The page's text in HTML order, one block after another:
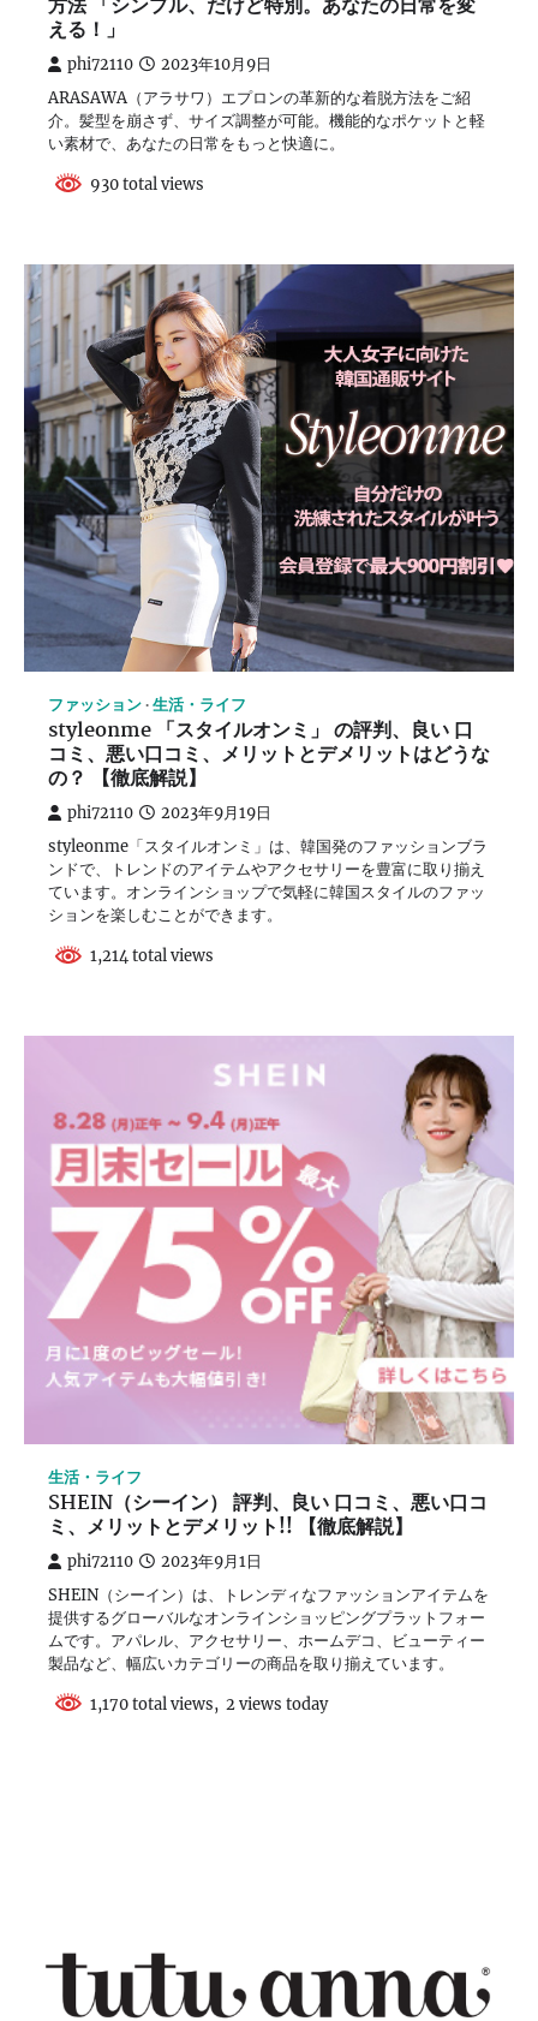
方法 「シンプル、だけど特別。あなたの日常を変
える！」
phi72110 2023年10月9日
ARASAWA（アラサワ）エプロンの革新的な着脱方法をご紹
介。髪型を崩さず、サイズ調整が可能。機能的なポケットと軽
い素材で、あなたの日常をもっと快適に。
930 total views
ファッション 生活・ライフ
styleonme 「スタイルオンミ」 の評判、良い 口
コミ、悪い口コミ、メリットとデメリットはどうな
の？ 【徹底解説】
phi72110 2023年9月19日
styleonme「スタイルオンミ」は、韓国発のファッションブラ
ンドで、トレンドのアイテムやアクセサリーを豊富に取り揃え
ています。オンラインショップで気軽に韓国スタイルのファッ
ションを楽しむことができます。
1,214 total views
生活・ライフ
SHEIN（シーイン） 評判、良い 口コミ、悪い口コ
ミ、メリットとデメリット!! 【徹底解説】
phi72110 2023年9月1日
SHEIN（シーイン）は、トレンディなファッションアイテムを
提供するグローバルなオンラインショッピングプラットフォー
ムです。アパレル、アクセサリー、ホームデコ、ビューティー
製品など、幅広いカテゴリーの商品を取り揃えています。
1,170 total views, 2 views today